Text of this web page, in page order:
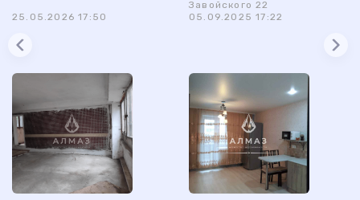
25.05.2026 17:50
Завойского 22
05.09.2025 17:22